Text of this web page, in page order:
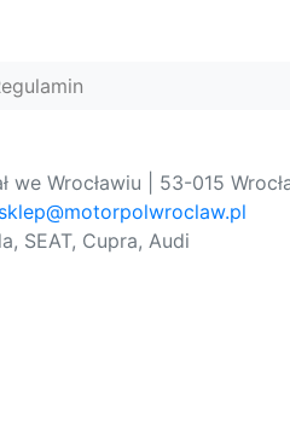
Wrocławiu | 53-015
sklep@motorpolwroclaw.pl
SEAT, Cupra, Audi